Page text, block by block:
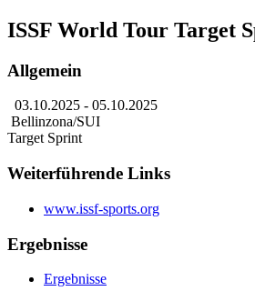
ISSF World Tour Target
Allgemein
03.10.2025 - 05.10.2025
Bellinzona/SUI
Target Sprint
Weiterführende Links
www.issf-sports.org
Ergebnisse
Ergebnisse